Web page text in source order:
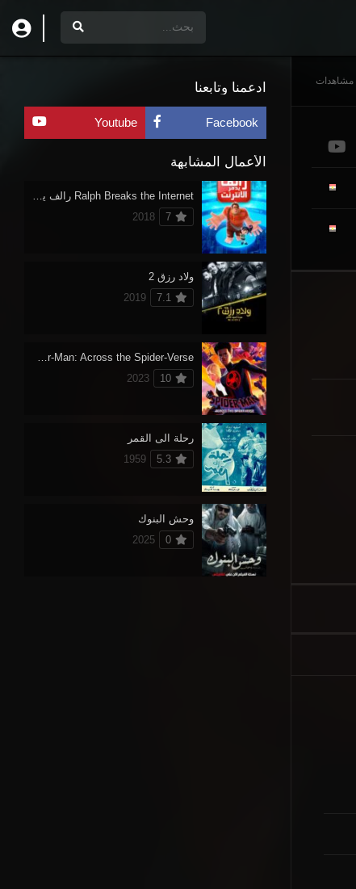
ادعمنا وتابعنا
Facebook
Youtube
الأعمال المشابهة
Ralph Breaks the Internet رالف يدمر الإنترنت
7
2018
ولاد رزق 2
7.1
2019
Spider-Man: Across the Spider-Verse
10
2023
رحلة الى القمر
5.3
1959
وحش البنوك
0
2025